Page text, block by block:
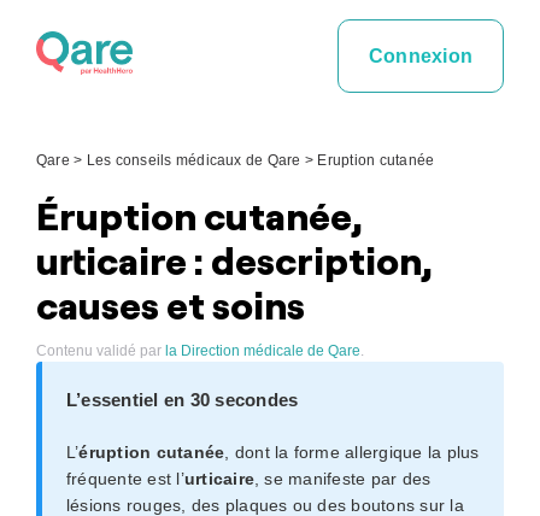
Connexion
Qare > Les conseils médicaux de Qare > Eruption cutanée
Éruption cutanée,
urticaire : description,
causes et soins
Contenu validé par la Direction médicale de Qare.
L’essentiel en 30 secondes
L’éruption cutanée , dont la forme allergique la plus
fréquente est l’urticaire , se manifeste par des
lésions rouges, des plaques ou des boutons sur la